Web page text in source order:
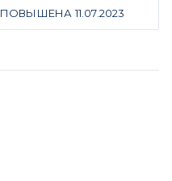
11.07.2023